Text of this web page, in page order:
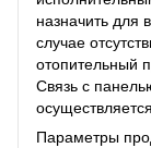
назначить для
случае
отопительный
Связь с
Параметры